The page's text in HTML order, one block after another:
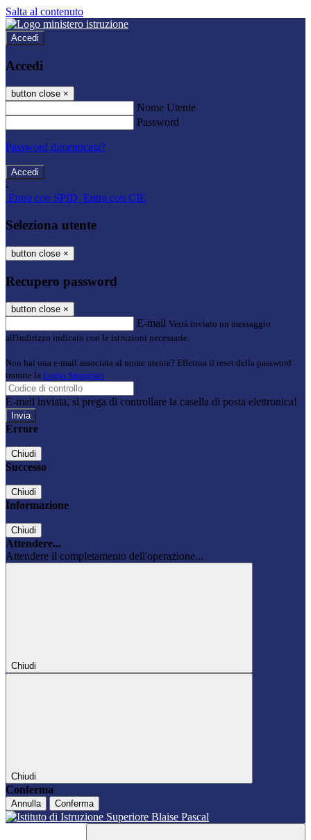
Salta al contenuto
Accedi
Accedi
button close ×
Nome Utente
Password
Password dimenticata?
-
Entra con SPID Entra con CIE
Seleziona utente
button close ×
Recupero password
button close ×
E-mail Verrà inviato un messaggio
all'indirizzo indicato con le istruzioni necessarie.
Non hai una e-mail associata al nome utente? Effettua il reset della password
tramite la Login Spaggiari
E-mail inviata, si prega di controllare la casella di posta elettronica!
Errore
Chiudi
Successo
Chiudi
Informazione
Chiudi
Attendere...
Attendere il completamento dell'operazione...
Chiudi
Chiudi
Conferma
Annulla Conferma